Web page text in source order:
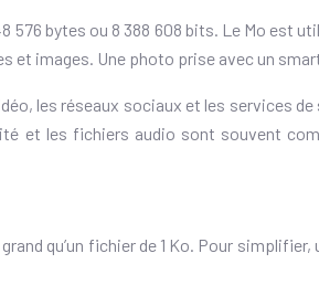
bytes ou 8 388 608 bits. Le Mo est
et images. Une photo prise avec un
les réseaux sociaux et les services
et les fichiers audio sont souvent
qu’un fichier de 1 Ko. Pour